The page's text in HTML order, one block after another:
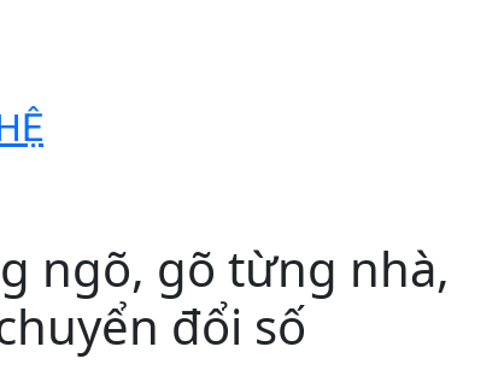
ngõ, gõ từng nhà,
đổi số